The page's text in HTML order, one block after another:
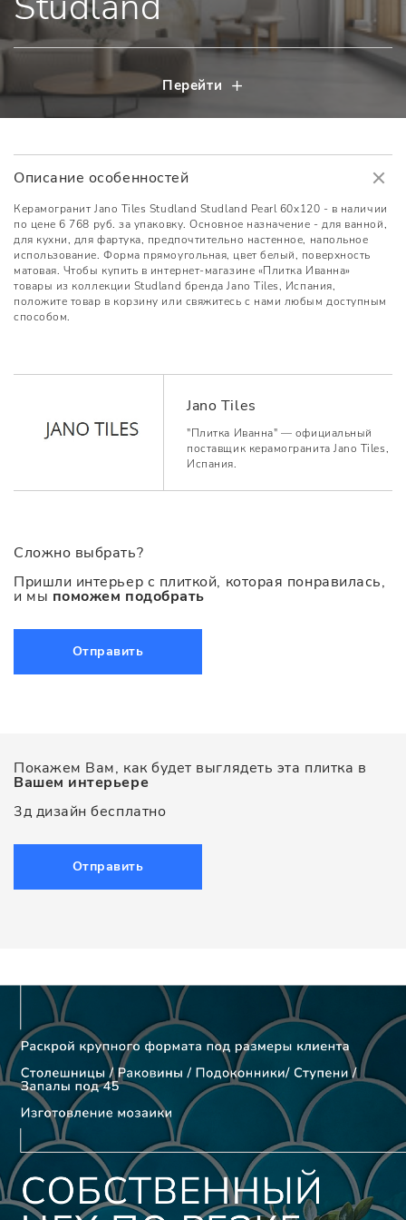
Перейти
Описание особенностей
Керамогранит Jano Tiles Studland Studland Pearl 60x120 - в наличии
по цене 6 768 руб. за упаковку. Основное назначение - для ванной,
для кухни, для фартука, предпочтительно настенное, напольное
использование. Форма прямоугольная, цвет белый, поверхность
матовая. Чтобы купить в интернет-магазине «Плитка Иванна»
товары из коллекции Studland бренда Jano Tiles, Испания,
положите товар в корзину или свяжитесь с нами любым доступным
способом.
Jano Tiles
"Плитка Иванна" — официальный
поставщик керамогранита Jano Tiles,
Испания.
Сложно выбрать?
Пришли интерьер с плиткой, которая понравилась,
и мы поможем подобрать
Отправить
Покажем Вам, как будет выглядеть эта плитка в
Вашем интерьере
3д дизайн бесплатно
Отправить